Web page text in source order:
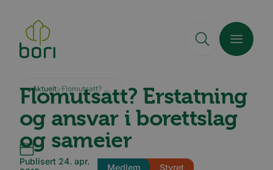
hovedinnhold
Aktuelt Flomutsatt? Erstatning og ansvar i borettslag og sameier
Flomutsatt? Erstatning
og ansvar i borettslag
og sameier
Publisert 24. apr.
Medlem Styret